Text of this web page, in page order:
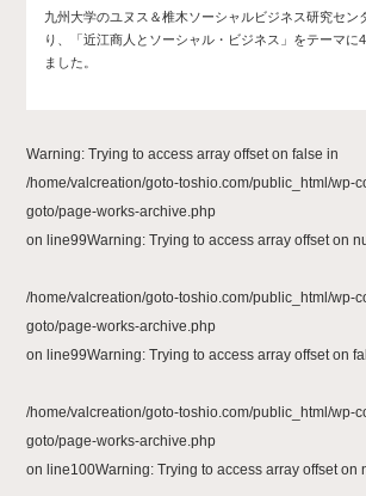
九州大学のユヌス＆椎木ソーシャルビジネス研究セン
り、「近江商人とソーシャル・ビジネス」をテーマに
ました。
Warning: Trying to access array offset on false in
/home/valcreation/goto-toshio.com/public_html/wp-
goto/page-works-archive.php
on line99Warning: Trying to access array offset on
/home/valcreation/goto-toshio.com/public_html/wp-
goto/page-works-archive.php
on line99Warning: Trying to access array offset on
/home/valcreation/goto-toshio.com/public_html/wp-
goto/page-works-archive.php
on line100Warning: Trying to access array offset on